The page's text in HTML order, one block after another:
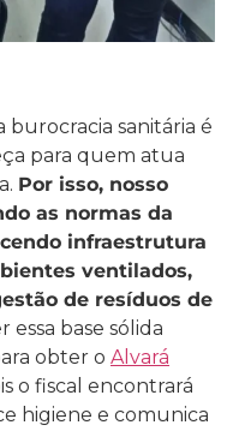
burocracia sanitária é
para quem atua
Por isso, nosso
as normas da
infraestrutura
ventilados,
de resíduos de
essa base sólida
obter o Alvará
o fiscal encontrará
higiene e comunica